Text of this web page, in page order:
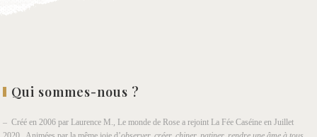
Qui sommes-nous ?
– Créé en 2006 par Laurence M., Le monde de Rose a rejoint La Fée Caséine en Juillet